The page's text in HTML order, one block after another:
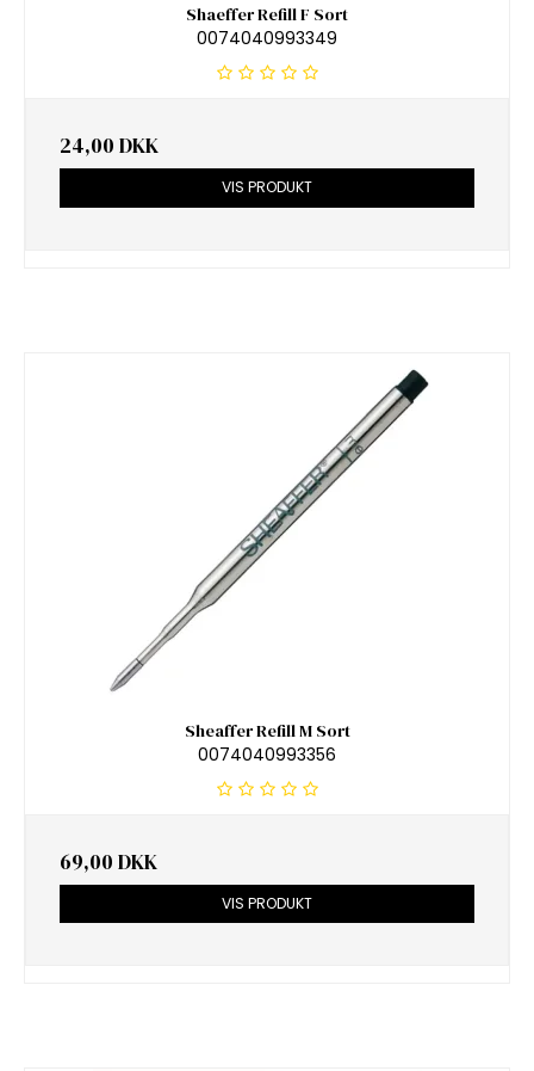
Shaeffer Refill F Sort
0074040993349
24,00 DKK
VIS PRODUKT
Sheaffer Refill M Sort
0074040993356
69,00 DKK
VIS PRODUKT